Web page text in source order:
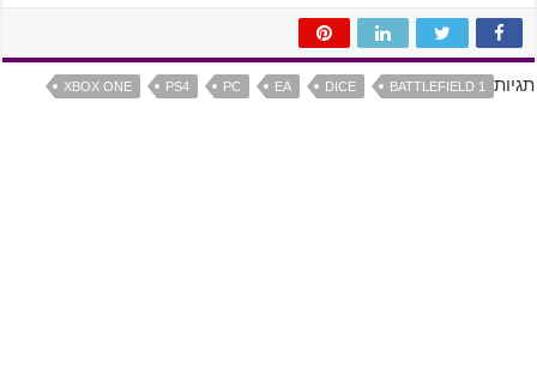
תגיות BATTLEFIELD 1
DICE
EA
PC
PS4
XBOX ONE